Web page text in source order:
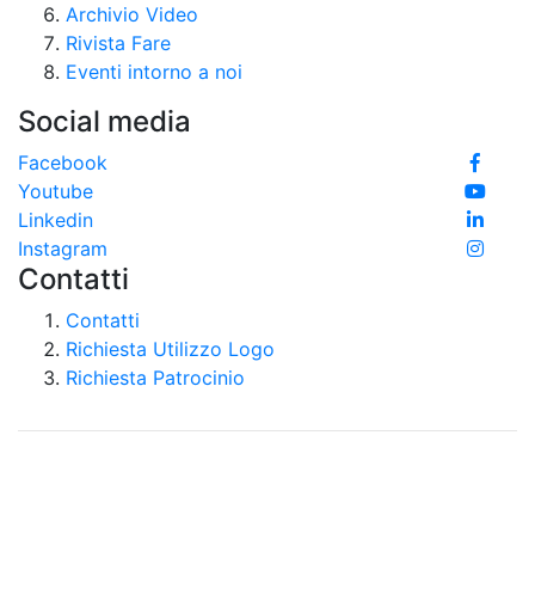
Archivio Video
Rivista Fare
Eventi intorno a noi
Social media
Facebook
Youtube
Linkedin
Instagram
Contatti
Contatti
Richiesta Utilizzo Logo
Richiesta Patrocinio